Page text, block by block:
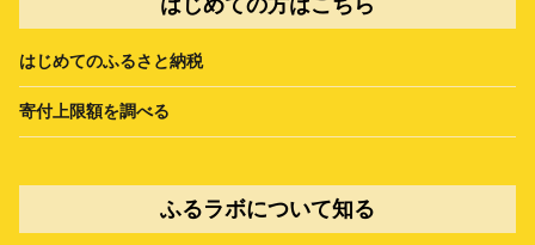
はじめてのふるさと納税
寄付上限額を調べる
ふるラボについて知る